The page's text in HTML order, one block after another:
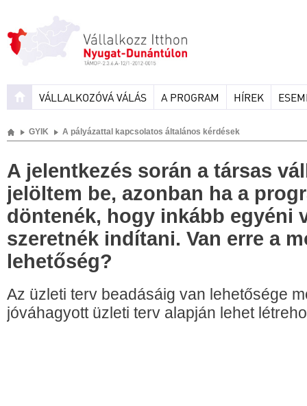
VÁLLALKOZÓVÁ VÁLÁS A PROGRAM HÍREK
GYIK A pályázattal kapcsolatos általános kérdések
A jelentkezés során a társas
jelöltem be, azonban ha a
döntenék, hogy inkább egyéni
szeretnék indítani. Van erre a
lehetőség?
Az üzleti terv beadásáig van lehetősége
jóváhagyott üzleti terv alapján lehet